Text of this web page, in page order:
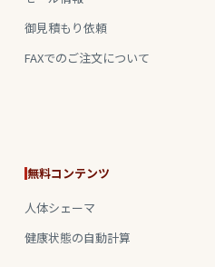
御見積もり依頼
FAXでのご注文について
無料コンテンツ
人体シェーマ
健康状態の自動計算